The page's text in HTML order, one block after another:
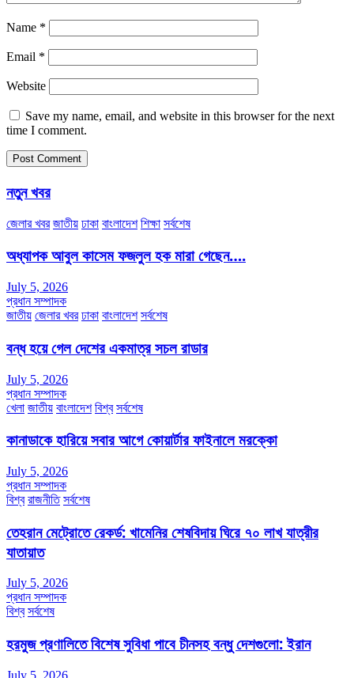
Name *
Email *
Website
Save my name, email, and website in this browser for the next
time I comment.
নতুন খবর
জেলার খবর জাতীয় ঢাকা বাংলাদেশ শিক্ষা সর্বশেষ
অধ্যাপক আবুল কাসেম ফজলুল হক মারা গেছেন….
July 5, 2026
প্রধান সম্পাদক
জাতীয় জেলার খবর ঢাকা বাংলাদেশ সর্বশেষ
বন্ধ হয়ে গেল দেশের একমাত্র সচল রাডার
July 5, 2026
প্রধান সম্পাদক
খেলা জাতীয় বাংলাদেশ বিশ্ব সর্বশেষ
কানাডাকে হারিয়ে সবার আগে কোয়ার্টার ফাইনালে মরক্কো
July 5, 2026
প্রধান সম্পাদক
বিশ্ব রাজনীতি সর্বশেষ
তেহরান মেট্রোতে রেকর্ড: খামেনির শেষবিদায় ঘিরে ৭০ লাখ যাত্রীর
যাতায়াত
July 5, 2026
প্রধান সম্পাদক
বিশ্ব সর্বশেষ
হরমুজ প্রণালিতে বিশেষ সুবিধা পাবে চীনসহ বন্ধু দেশগুলো: ইরান
July 5, 2026